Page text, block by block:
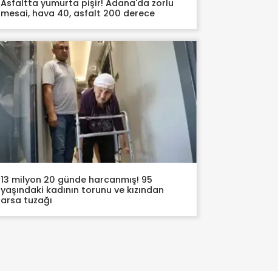
Asfaltta yumurta pişir! Adana'da zorlu
mesai, hava 40, asfalt 200 derece
13 milyon 20 günde harcanmış! 95
yaşındaki kadının torunu ve kızından
arsa tuzağı